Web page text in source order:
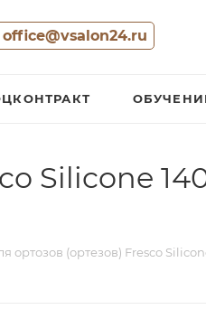
office@vsalon24.ru
Silicone
ортозов (ортезов) Fresco